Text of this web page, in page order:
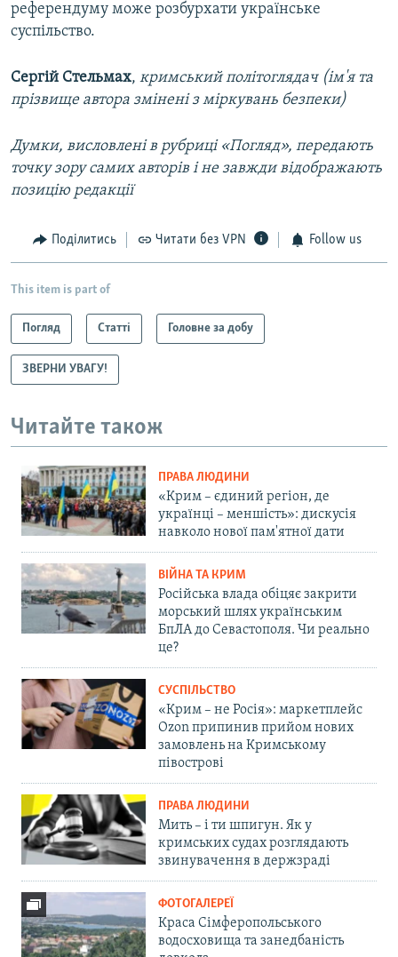
референдуму може розбурхати українське
суспільство.
Сергій Стельмах, кримський політоглядач (ім'я та
прізвище автора змінені з міркувань безпеки)
Думки, висловлені в рубриці «Погляд», передають
точку зору самих авторів і не завжди відображають
позицію редакції
Поділитись Читати без VPN Follow us
This item is part of
Погляд Статті Головне за добу
ЗВЕРНИ УВАГУ!
Читайте також
ПРАВА ЛЮДИНИ
«Крим – єдиний регіон, де
українці – меншість»: дискусія
навколо нової пам'ятної дати
ВІЙНА ТА КРИМ
Російська влада обіцяє закрити
морський шлях українським
БпЛА до Севастополя. Чи реально
це?
СУСПІЛЬСТВО
«Крим – не Росія»: маркетплейс
Ozon припинив прийом нових
замовлень на Кримському
півострові
ПРАВА ЛЮДИНИ
Мить – і ти шпигун. Як у
кримських судах розглядають
звинувачення в держзраді
ФОТОГАЛЕРЕЇ
Краса Сімферопольського
водосховища та занедбаність